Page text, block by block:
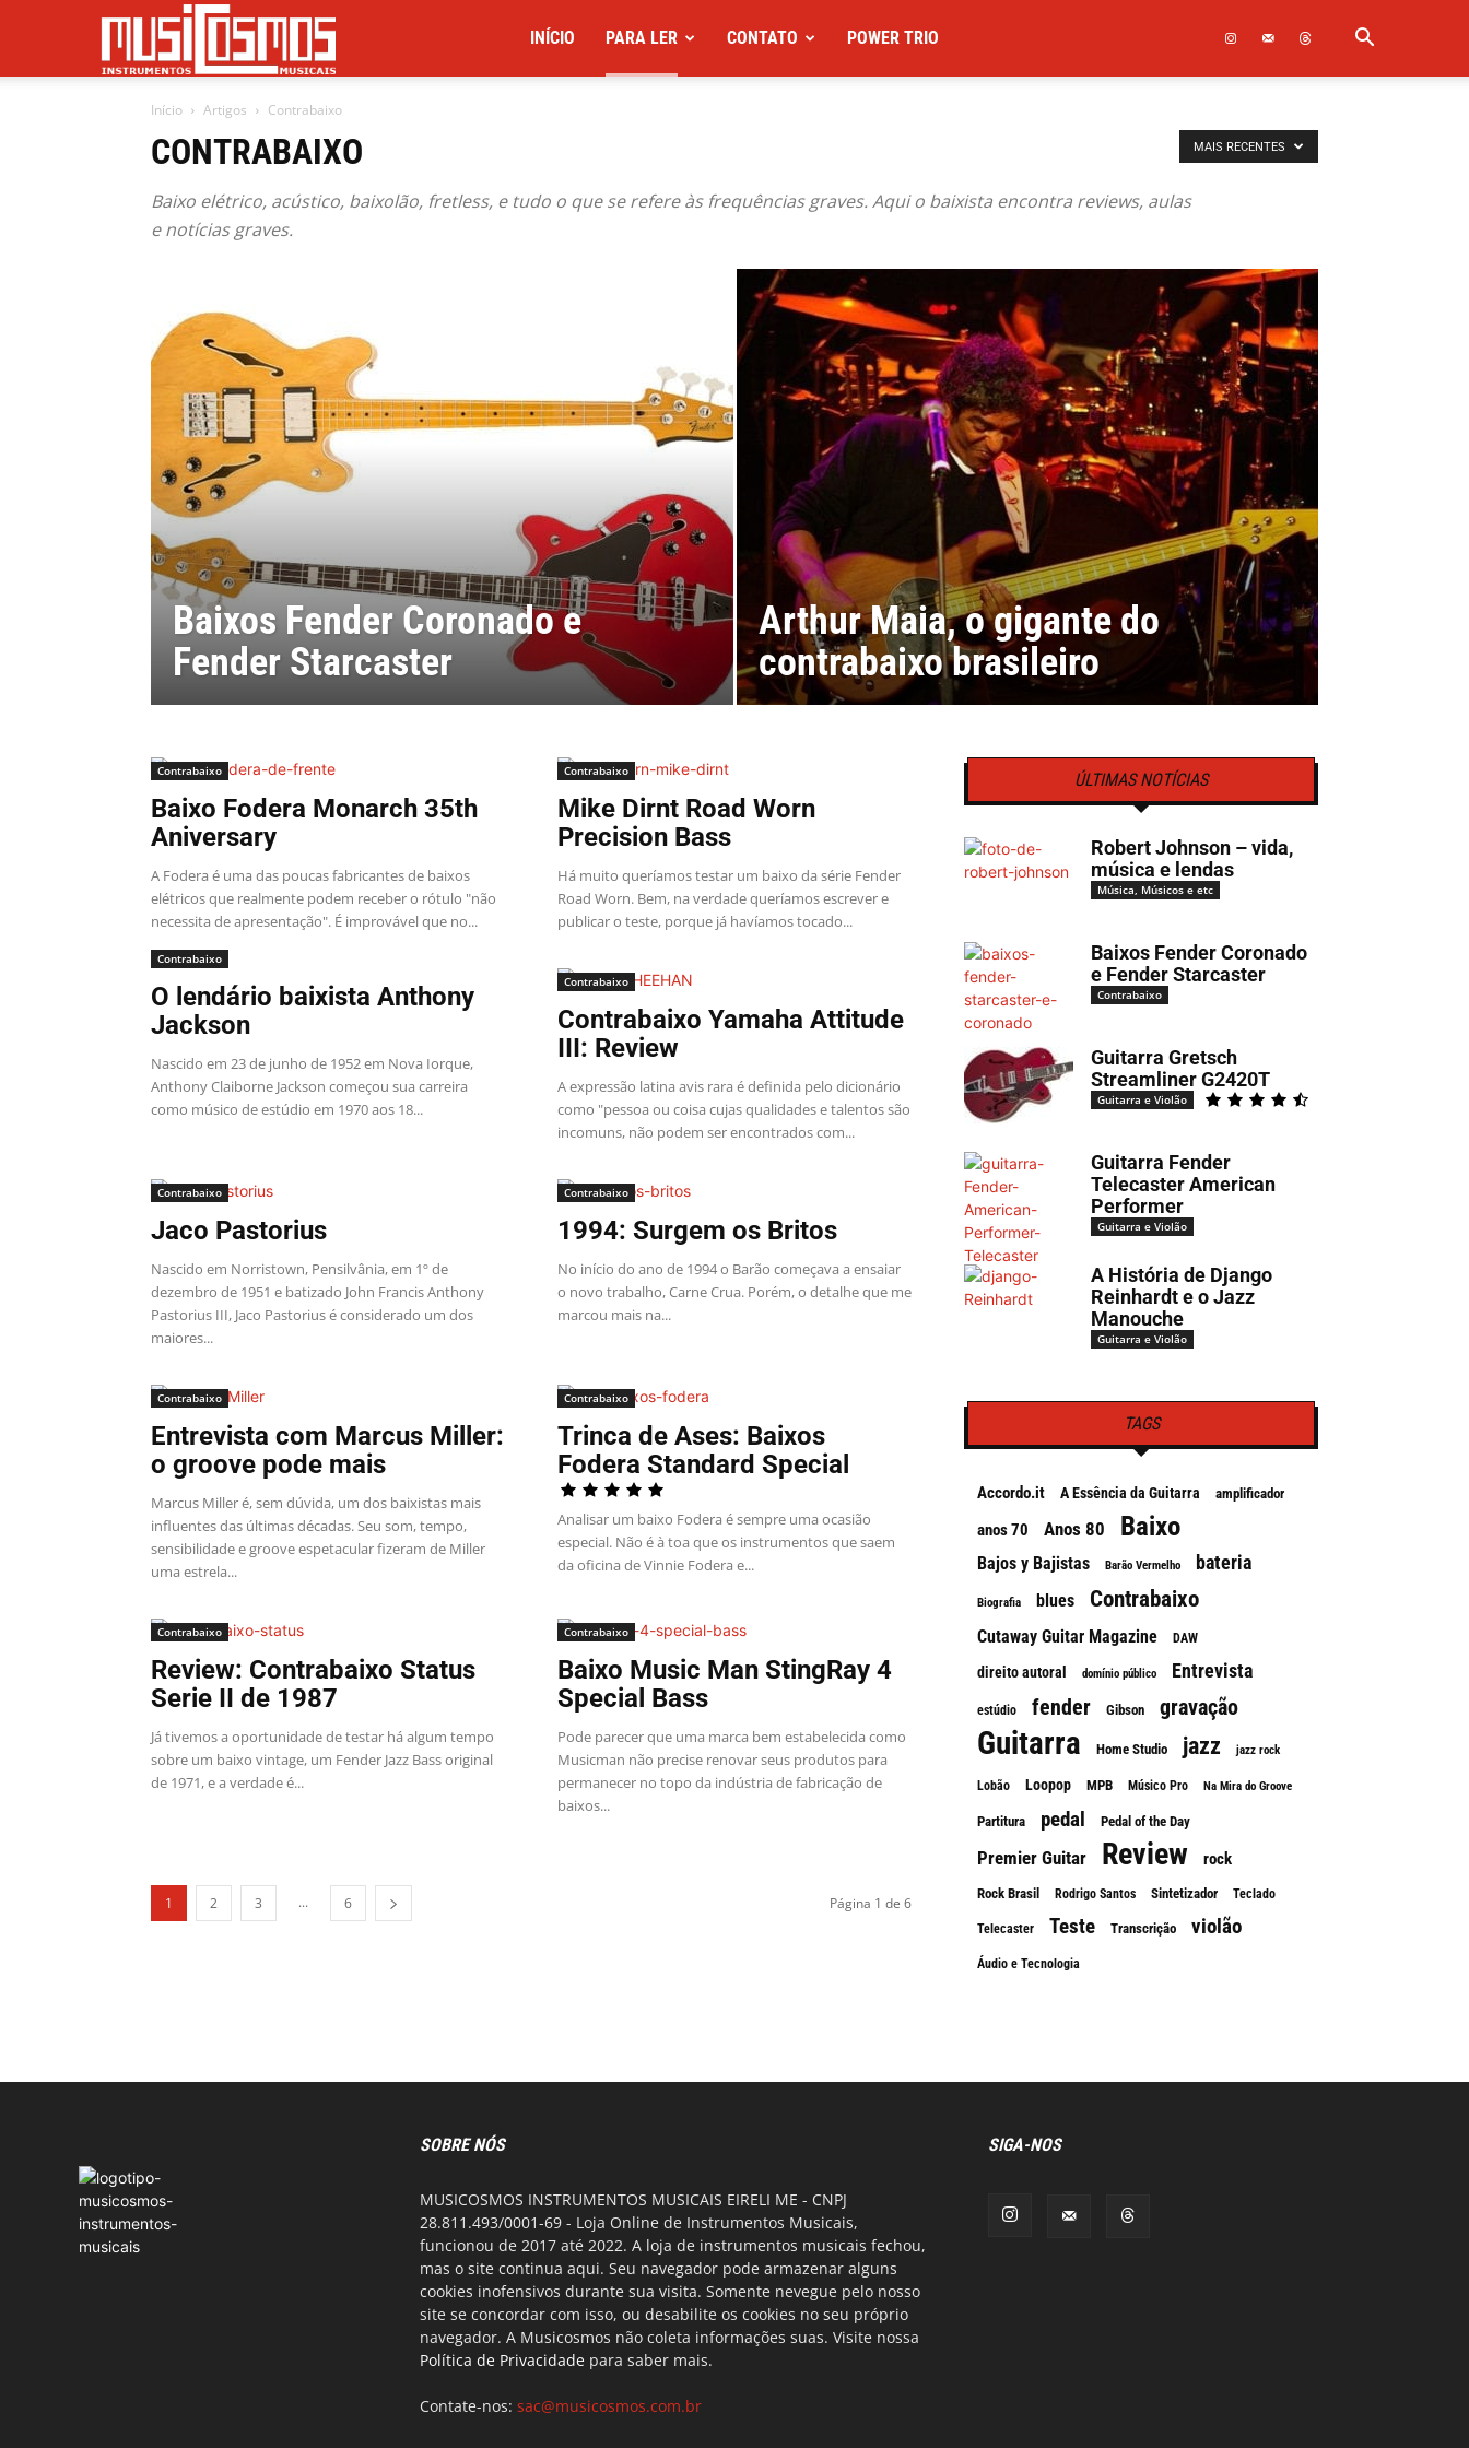
Musicosmos INÍCIO PARA LER CONTATO POWER TRIO
Início Artigos Contrabaixo
CONTRABAIXO
Baixo elétrico, acústico, baixolão, fretless, e tudo o que se refere às frequências graves. Aqui o baixista encontra reviews, aulas
e notícias graves.
MAIS RECENTES
Baixos Fender Coronado e
Fender Starcaster
Arthur Maia, o gigante do
contrabaixo brasileiro
Contrabaixo
Baixo Fodera Monarch 35th
Aniversary
A Fodera é uma das poucas fabricantes de baixos
elétricos que realmente podem receber o rótulo "não
necessita de apresentação". É improvável que no...
Contrabaixo
Mike Dirnt Road Worn
Precision Bass
Há muito queríamos testar um baixo da série Fender
Road Worn. Bem, na verdade queríamos escrever e
publicar o teste, porque já havíamos tocado...
Contrabaixo
O lendário baixista Anthony
Jackson
Nascido em 23 de junho de 1952 em Nova Iorque,
Anthony Claiborne Jackson começou sua carreira
como músico de estúdio em 1970 aos 18...
Contrabaixo
Contrabaixo Yamaha Attitude
III: Review
A expressão latina avis rara é definida pelo dicionário
como "pessoa ou coisa cujas qualidades e talentos são
incomuns, não podem ser encontrados com...
Contrabaixo
Jaco Pastorius
Nascido em Norristown, Pensilvânia, em 1º de
dezembro de 1951 e batizado John Francis Anthony
Pastorius III, Jaco Pastorius é considerado um dos
maiores...
Contrabaixo
1994: Surgem os Britos
No início do ano de 1994 o Barão começava a ensaiar
o novo trabalho, Carne Crua. Porém, o detalhe que me
marcou mais na...
Contrabaixo
Entrevista com Marcus Miller:
o groove pode mais
Marcus Miller é, sem dúvida, um dos baixistas mais
influentes das últimas décadas. Seu som, tempo,
sensibilidade e groove espetacular fizeram de Miller
uma estrela...
Contrabaixo
Trinca de Ases: Baixos
Fodera Standard Special
Analisar um baixo Fodera é sempre uma ocasião
especial. Não é à toa que os instrumentos que saem
da oficina de Vinnie Fodera e...
Contrabaixo
Review: Contrabaixo Status
Serie II de 1987
Já tivemos a oportunidade de testar há algum tempo
sobre um baixo vintage, um Fender Jazz Bass original
de 1971, e a verdade é...
Contrabaixo
Baixo Music Man StingRay 4
Special Bass
Pode parecer que uma marca bem estabelecida como
Musicman não precise renovar seus produtos para
permanecer no topo da indústria de fabricação de
baixos...
1 2 3 ... 6 Página 1 de 6
ÚLTIMAS NOTÍCIAS
Robert Johnson – vida,
música e lendas
Música, Músicos e etc
Baixos Fender Coronado
e Fender Starcaster
Contrabaixo
Guitarra Gretsch
Streamliner G2420T
Guitarra e Violão
Guitarra Fender
Telecaster American
Performer
Guitarra e Violão
A História de Django
Reinhardt e o Jazz
Manouche
Guitarra e Violão
TAGS
Accordo.it A Essência da Guitarra amplificador
anos 70 Anos 80 Baixo
Bajos y Bajistas Barão Vermelho bateria
Biografia blues Contrabaixo
Cutaway Guitar Magazine DAW
direito autoral domínio público Entrevista
estúdio fender Gibson gravação
Guitarra Home Studio jazz jazz rock
Lobão Loopop MPB Músico Pro Na Mira do Groove
Partitura pedal Pedal of the Day
Premier Guitar Review rock
Rock Brasil Rodrigo Santos Sintetizador Teclado
Telecaster Teste Transcrição violão
Áudio e Tecnologia
SOBRE NÓS
MUSICOSMOS INSTRUMENTOS MUSICAIS EIRELI ME - CNPJ
28.811.493/0001-69 - Loja Online de Instrumentos Musicais,
funcionou de 2017 até 2022. A loja de instrumentos musicais fechou,
mas o site continua aqui. Seu navegador pode armazenar alguns
cookies inofensivos durante sua visita. Somente nevegue pelo nosso
site se concordar com isso, ou desabilite os cookies no seu próprio
navegador. A Musicosmos não coleta informações suas. Visite nossa
Política de Privacidade para saber mais.
Contate-nos: sac@musicosmos.com.br
SIGA-NOS